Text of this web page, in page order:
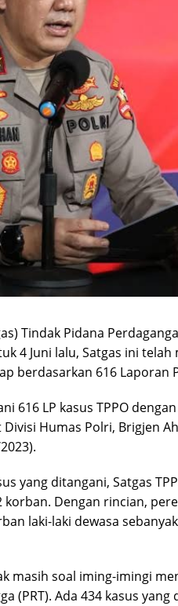
Tindak Pidana
4 Juni lalu, Satgas ini telah
berdasarkan 616 Laporan
616 LP kasus TPPO
Humas Polri, Brigjen
yang ditangani, Satgas
Dengan rincian,
laki-laki dewasa
masih soal iming-imingi
(PRT). Ada 434 kasus yang